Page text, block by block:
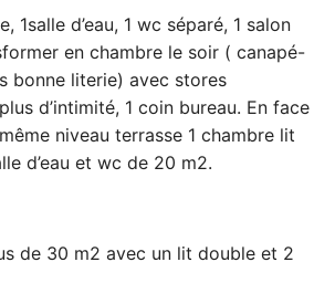
1salle d’eau, 1 wc séparé, 1 salon
en chambre le soir ( canapé-
bonne literie) avec stores
d’intimité, 1 coin bureau. En face
niveau terrasse 1 chambre lit
d’eau et wc de 20 m2.
de 30 m2 avec un lit double et 2